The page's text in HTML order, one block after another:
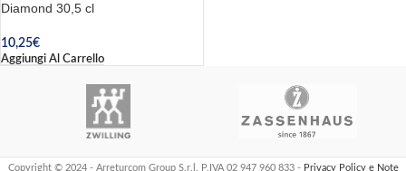
Diamond 30,5 cl
10,25€
Aggiungi Al Carrello
Copyright © 2024 - Arreturcom Group S.r.l. P.IVA 02 947 960 833 - Privacy Policy e Note